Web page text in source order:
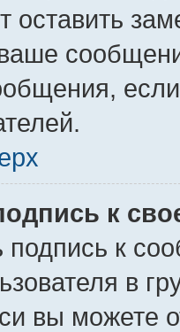
оставить
к
подпись к
в
вы можете